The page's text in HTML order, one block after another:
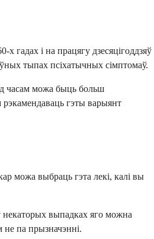
гадах і на працягу дзесяцігоддзяў
тыпах псіхатычных сімптомаў.
часам можа быць больш
гэты варыянт
можа выбраць гэта лекі, калі вы
некаторых выпадках яго можна
па прызначэнні.